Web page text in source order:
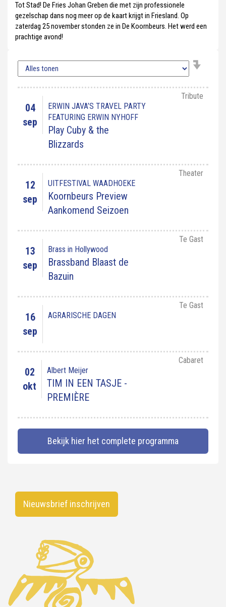
Tot Stad! De Fries Johan Greben die met zijn professionele
gezelschap dans nog meer op de kaart krijgt in Friesland. Op
zaterdag 25 november stonden ze in De Koornbeurs. Het werd een
prachtige avond!
04
sep
ERWIN JAVA’S TRAVEL PARTY
FEATURING ERWIN NYHOFF
Play Cuby & the
Blizzards
Tribute
12
sep
UITFESTIVAL WAADHOEKE
Koornbeurs Preview
Aankomend Seizoen
Theater
13
sep
Brass in Hollywood
Brassband Blaast de
Bazuin
Te Gast
16
sep
AGRARISCHE DAGEN
Te Gast
02
okt
Albert Meijer
TIM IN EEN TASJE -
PREMIÈRE
Cabaret
Bekijk hier het complete programma
Nieuwsbrief inschrijven